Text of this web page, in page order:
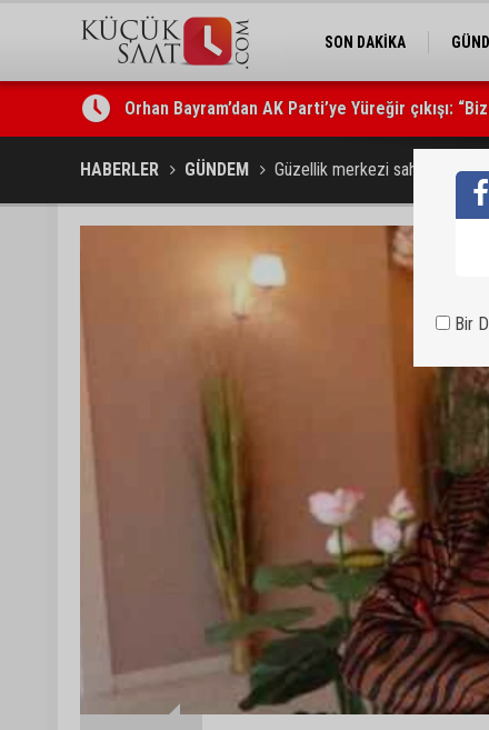
SON DAKİKA
Orhan Bayram’dan AK Parti’ye Yüreğir çıkışı:
Sarıçam’da su ürünlerine yönelik denetimler
HABERLER GÜNDEM Güzellik merkezi sahibi olan
Bir